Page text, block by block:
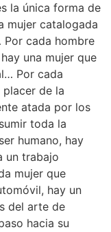
la única forma de
mujer catalogada
cada hombre
una mujer que
Por cada
de la
atada por los
toda la
humano, hay
un trabajo
mujer que
hay un
del arte de
hacia su